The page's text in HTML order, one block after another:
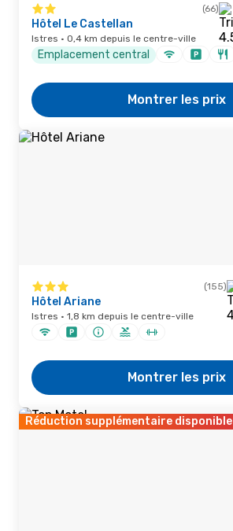
(66)
Hôtel Le Castellan
Istres · 0,4 km depuis le centre-ville
Emplacement central
Montrer les prix
(155)
Hôtel Ariane
Istres · 1,8 km depuis le centre-ville
Montrer les prix
Réduction supplémentaire disponible